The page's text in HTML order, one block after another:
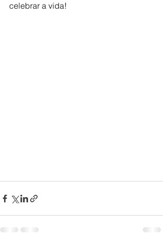
celebrar a vida!